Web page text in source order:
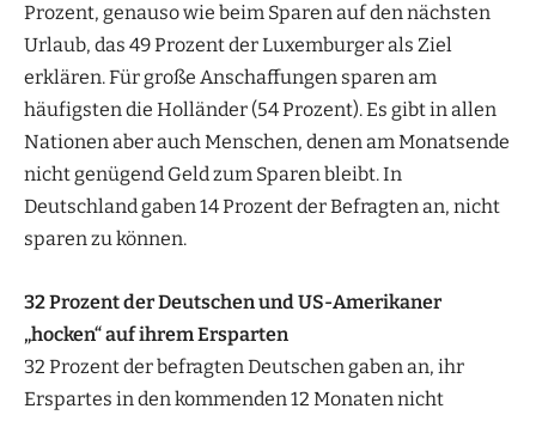
Prozent, genauso wie beim Sparen auf den nächsten
Urlaub, das 49 Prozent der Luxemburger als Ziel
erklären. Für große Anschaffungen sparen am
häufigsten die Holländer (54 Prozent). Es gibt in allen
Nationen aber auch Menschen, denen am Monatsende
nicht genügend Geld zum Sparen bleibt. In
Deutschland gaben 14 Prozent der Befragten an, nicht
sparen zu können.
32 Prozent der Deutschen und US-Amerikaner
„hocken“ auf ihrem Ersparten
32 Prozent der befragten Deutschen gaben an, ihr
Erspartes in den kommenden 12 Monaten nicht